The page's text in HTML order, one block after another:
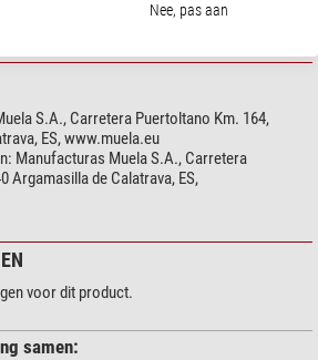
ja
nee
ja
nee
nee
nee
S.A., Carretera Puertoltano Km. 164,
ES, www.muela.eu
Manufacturas Muela S.A., Carretera
Argamasilla de Calatrava, ES,
voor dit product.
samen:
Nee, pas aan